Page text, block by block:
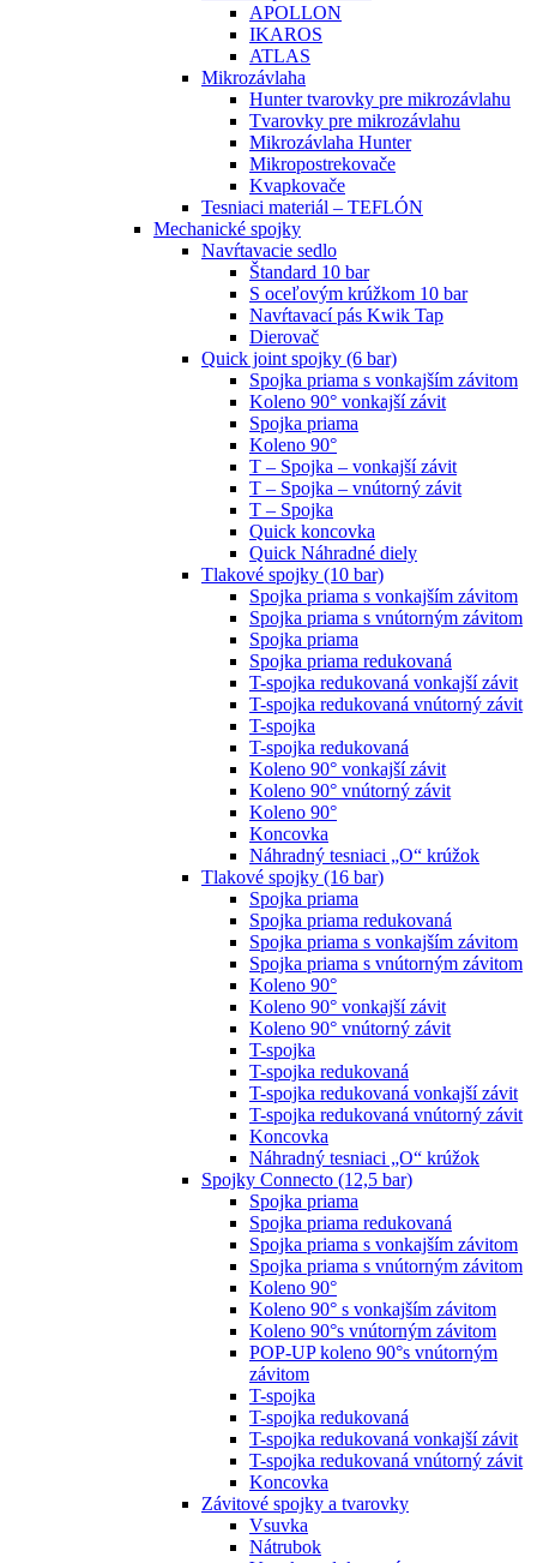
APOLLON
IKAROS
ATLAS
Mikrozávlaha
Hunter tvarovky pre mikrozávlahu
Tvarovky pre mikrozávlahu
Mikrozávlaha Hunter
Mikropostrekovače
Kvapkovače
Tesniaci materiál – TEFLÓN
Mechanické spojky
Navŕtavacie sedlo
Štandard 10 bar
S oceľovým krúžkom 10 bar
Navŕtavací pás Kwik Tap
Dierovač
Quick joint spojky (6 bar)
Spojka priama s vonkajším závitom
Koleno 90° vonkajší závit
Spojka priama
Koleno 90°
T – Spojka – vonkajší závit
T – Spojka – vnútorný závit
T – Spojka
Quick koncovka
Quick Náhradné diely
Tlakové spojky (10 bar)
Spojka priama s vonkajším závitom
Spojka priama s vnútorným závitom
Spojka priama
Spojka priama redukovaná
T-spojka redukovaná vonkajší závit
T-spojka redukovaná vnútorný závit
T-spojka
T-spojka redukovaná
Koleno 90° vonkajší závit
Koleno 90° vnútorný závit
Koleno 90°
Koncovka
Náhradný tesniaci „O“ krúžok
Tlakové spojky (16 bar)
Spojka priama
Spojka priama redukovaná
Spojka priama s vonkajším závitom
Spojka priama s vnútorným závitom
Koleno 90°
Koleno 90° vonkajší závit
Koleno 90° vnútorný závit
T-spojka
T-spojka redukovaná
T-spojka redukovaná vonkajší závit
T-spojka redukovaná vnútorný závit
Koncovka
Náhradný tesniaci „O“ krúžok
Spojky Connecto (12,5 bar)
Spojka priama
Spojka priama redukovaná
Spojka priama s vonkajším závitom
Spojka priama s vnútorným závitom
Koleno 90°
Koleno 90° s vonkajším závitom
Koleno 90°s vnútorným závitom
POP-UP koleno 90°s vnútorným
závitom
T-spojka
T-spojka redukovaná
T-spojka redukovaná vonkajší závit
T-spojka redukovaná vnútorný závit
Koncovka
Závitové spojky a tvarovky
Vsuvka
Nátrubok